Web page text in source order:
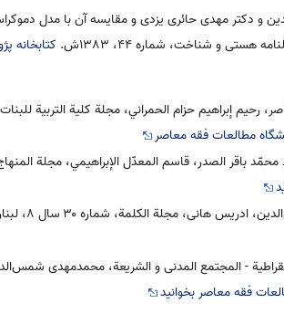
و دکتر مهدی حائری یزدی و مقایسه آن با مدل
هستی و شناخت، شماره ۴۴، ۱۳۸۳ش. کتابخانه
إبراهيم حزام الحمراني، مجلة كلية التربية
مطالعات فقه معاصر
الصدر، قاسم المعدّل الإبراهيمي، مجلة المنهاج، شماره
مجلة الکلمة، شماره ۳۰ سال ۸، لبنان، ۲۰۰۱م.
فقه معاصر بخوانید